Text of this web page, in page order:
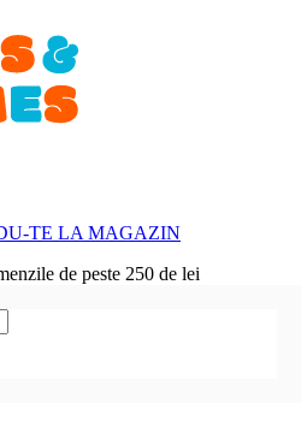
TE LA MAGAZIN
de peste 250 de lei